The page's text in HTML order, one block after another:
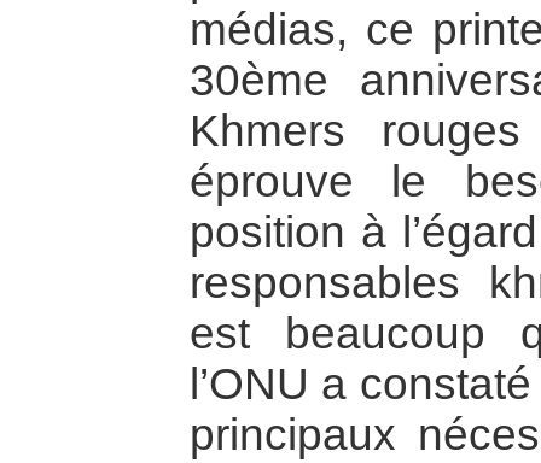
médias, ce
30ème
Khmers
éprouve le
position à
responsables
est beaucoup
l’ONU a
principaux